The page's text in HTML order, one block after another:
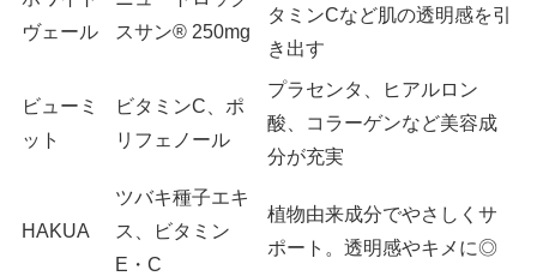
ヴェール
スサン® 250mg
タミンCなど肌の透明感を引
き出す
ビューミ
ット
ビタミンC、ポ
リフェノール
プラセンタ、ヒアルロン
酸、コラーゲンなど美容成
分が充実
HAKUA
ツバキ種子エキ
ス、ビタミン
E・C
植物由来成分でやさしくサ
ポート。透明感やキメに◎